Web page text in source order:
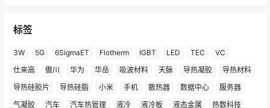
标签
3W 5G 6SigmaET Flotherm IGBT LED TEC
VC
仕来高
傲川 华为 华岳 吸波材料 天脉 导热凝胶
导热材料
导热硅胶片
导热硅脂 小米 手机 散热器 数据中心
服务器
气凝胶
汽车 汽车热管理 液冷 液冷板 液态金属 热数科技